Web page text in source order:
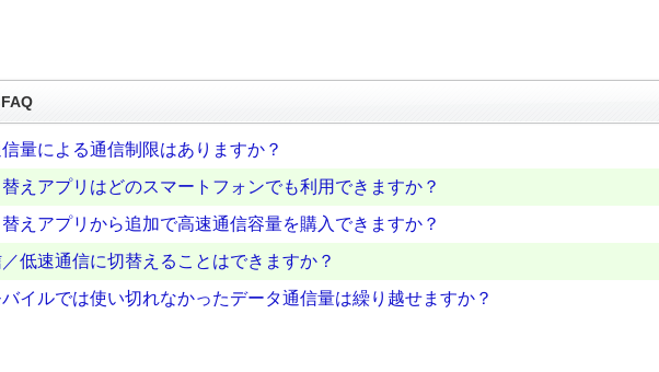
量による通信制限はありますか？
えアプリはどのスマートフォンでも利用できますか？
えアプリから追加で高速通信容量を購入できますか？
低速通信に切替えることはできますか？
イルでは使い切れなかったデータ通信量は繰り越せますか？